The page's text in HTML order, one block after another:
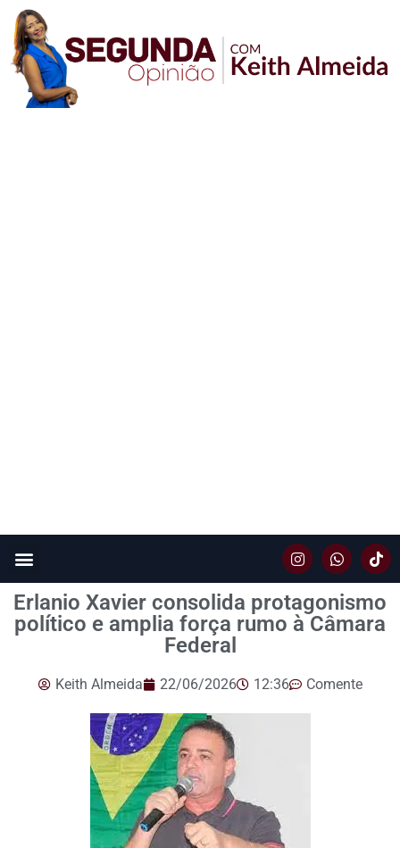
Erlanio Xavier consolida protagonismo
político e amplia força rumo à Câmara
Federal
Keith Almeida 22/06/2026 12:36 Comente